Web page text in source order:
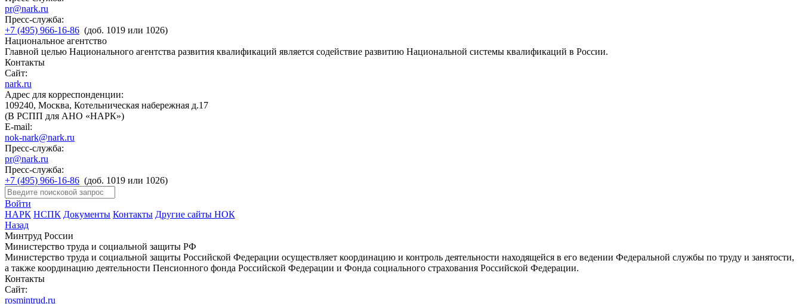
pr@nark.ru
Пресс-служба:
+7 (495) 966-16-86 (доб. 1019 или 1026)
Национальное агентство
Главной целью Национального агентства развития квалификаций является содействие развитию Национальной системы квалификаций в России.
Контакты
Сайт:
nark.ru
Адрес для корреспонденции:
109240, Москва, Котельническая набережная д.17
(В РСПП для АНО «НАРК»)
E-mail:
nok-nark@nark.ru
Пресс-служба:
pr@nark.ru
Пресс-служба:
+7 (495) 966-16-86 (доб. 1019 или 1026)
Войти
НАРК НСПК Документы Контакты Другие сайты НОК
Назад
Минтруд России
Министерство труда и социальной защиты РФ
Министерство труда и социальной защиты Российской Федерации осуществляет координацию и контроль деятельности находящейся в его ведении Федеральной службы по труду и занятости,
а также координацию деятельности Пенсионного фонда Российской Федерации и Фонда социального страхования Российской Федерации.
Контакты
Сайт:
rosmintrud.ru